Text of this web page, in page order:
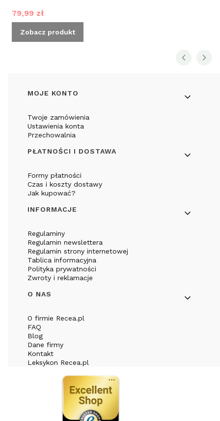
Cena promocyjna
79,99 zł
Zobacz produkt
Linki w stopce
MOJE KONTO
Twoje zamówienia
Ustawienia konta
Przechowalnia
PŁATNOŚCI I DOSTAWA
Formy płatności
Czas i koszty dostawy
Jak kupować?
INFORMACJE
Regulaminy
Regulamin newslettera
Regulamin strony internetowej
Tablica informacyjna
Polityka prywatności
Zwroty i reklamacje
O NAS
O firmie Recea.pl
FAQ
Blog
Dane firmy
Kontakt
Leksykon Recea.pl